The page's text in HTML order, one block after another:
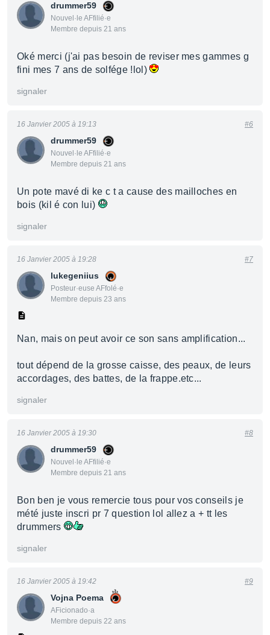
drummer59
Nouvel·le AFfilié·e
Membre depuis 21 ans
Oké merci (j'ai pas besoin de reviser mes gammes g
fini mes 7 ans de solfége !lol)
signaler
drummer59
Nouvel·le AFfilié·e
Membre depuis 21 ans
16 Janvier 2005 à 19:13 #6
Un pote mavé di ke c t a cause des mailloches en
bois (kil é con lui)
signaler
lukegeniius
Posteur·euse AFfolé·e
Membre depuis 23 ans
16 Janvier 2005 à 19:28 #7
Nan, mais on peut avoir ce son sans amplification...
tout dépend de la grosse caisse, des peaux, de leurs
accordages, des battes, de la frappe.etc...
signaler
drummer59
Nouvel·le AFfilié·e
Membre depuis 21 ans
16 Janvier 2005 à 19:30 #8
Bon ben je vous remercie tous pour vos conseils je
mété juste inscri pr 7 question lol allez a + tt les
drummers
signaler
Vojna Poema
AFicionado·a
Membre depuis 22 ans
16 Janvier 2005 à 19:42 #9